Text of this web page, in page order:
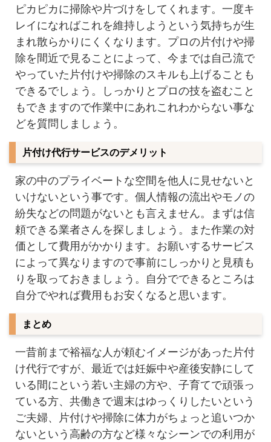
ピカピカに掃除や片づけをしてくれます。一度キ
レイになればこれを維持しようという気持ちが生
まれ散らかりにくくなります。プロの片付けや掃
除を間近で見ることによって、今までは自己流で
やっていた片付けや掃除のスキルも上げることも
できるでしょう。しっかりとプロの技を盗むこと
もできますので作業中にあれこれわからない事な
どを質問しましょう。
片付け代行サービスのデメリット
家の中のプライベートな空間を他人に見せないと
いけないという事です。個人情報の流出やモノの
紛失などの問題がないとも言えません。まずは信
頼できる業者さんを探しましょう。また作業の対
価として費用がかかります。お願いするサービス
によって異なりますので事前にしっかりと見積も
りを取っておきましょう。自分でできるところは
自分でやれば費用もお安くなると思います。
まとめ
一昔前まで裕福な人が頼むイメージがあった片付
け代行ですが、最近では妊娠中や産後安静にして
いる間にという若い主婦の方や、子育てで頑張っ
ている方、共働きで週末はゆっくりしたいという
ご夫婦、片付けや掃除に体力がちょっと追いつか
ないという高齢の方など様々なシーンでの利用が